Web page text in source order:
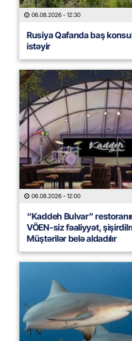
06.08.2026 - 12:30
Rusiya Qafanda baş
istəyir
06.08.2026 - 12:00
“Kaddeh Bulvar”
VÖEN-siz fəaliyyət,
Müştərilər belə aldadılır